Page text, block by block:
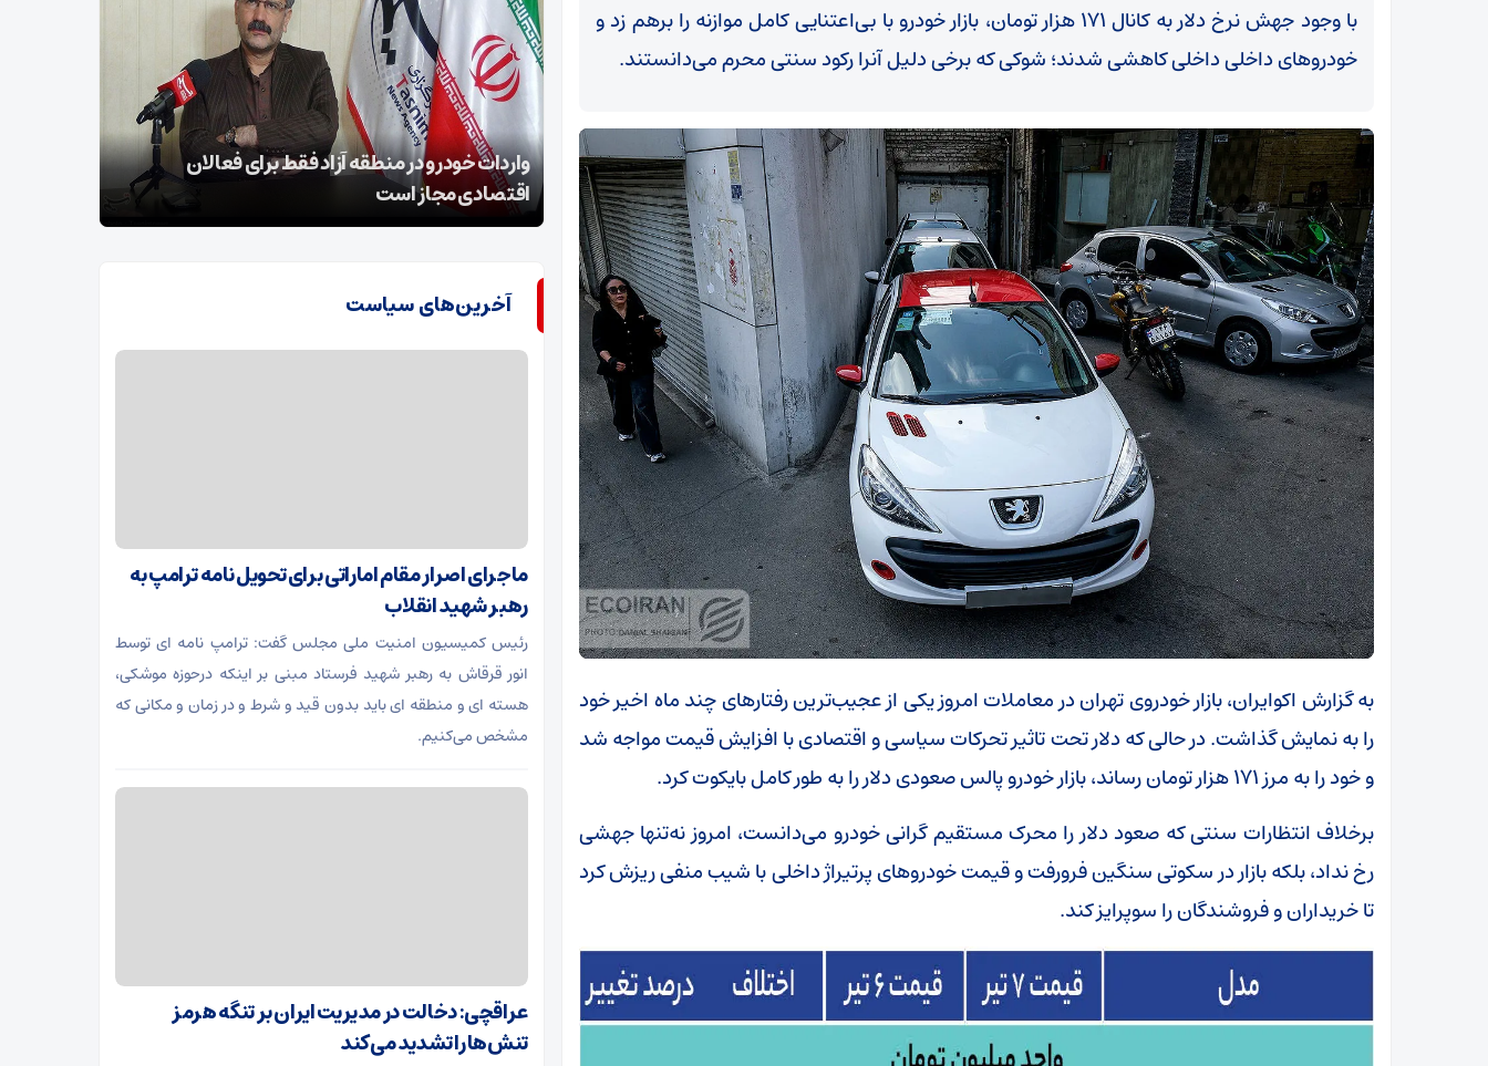
با وجود جهش نرخ دلار به کانال ۱۷۱ هزار تومان، بازار خودرو با بی‌اعتنایی کامل موازنه را برهم زد و
خودروهای داخلی داخلی‌ کاهشی شدند؛ شوکی که برخی دلیل آنرا رکود سنتی محرم می‌دانستند.
به گزارش اکوایران، بازار خودروی تهران در معاملات امروز یکی از عجیب‌ترین رفتارهای چند ماه اخیر خود
را به نمایش گذاشت. در حالی که دلار تحت تاثیر تحرکات سیاسی و اقتصادی با افزایش قیمت مواجه شد
و خود را به مرز ۱۷۱ هزار تومان رساند، بازار خودرو پالس صعودی دلار را به طور کامل بایکوت کرد.
برخلاف انتظارات سنتی که صعود دلار را محرک مستقیم گرانی خودرو می‌دانست، امروز نه‌تنها جهشی
رخ نداد، بلکه بازار در سکوتی سنگین فرورفت و قیمت خودروهای پرتیراژ داخلی با شیب منفی ریزش کرد
تا خریداران و فروشندگان را سوپرایز کند.
دسته زینبیه اعظم آغاز شد/زنجان در مسیر پیام‌آور
واردات خودرو در منطقه آزاد فقط برای فعالان
اقتصادی مجاز است
عبور از خطوط قرمز و منویات رهبر معظم انقلاب خلاف
شرع و قانون است
آخرین‌های سیاست
ماجرای اصرار مقام اماراتی برای تحویل نامه ترامپ به
رهبر شهید انقلاب
رئیس کمیسیون امنیت ملی مجلس گفت: ترامپ نامه ای توسط
انور قرقاش به رهبر شهید فرستاد مبنی بر اینکه درحوزه موشکی،
هسته ای و منطقه ای باید بدون قید و شرط و در زمان و مکانی که
مشخص می‌کنیم.
عراقچی: دخالت در مدیریت ایران بر تنگه هرمز
تنش‌ها را تشدید می‌کند